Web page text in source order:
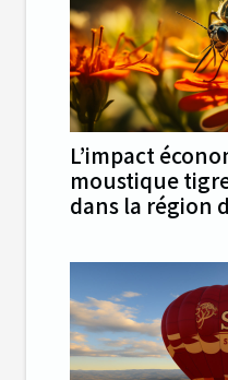
L’impact
moustique
dans la région